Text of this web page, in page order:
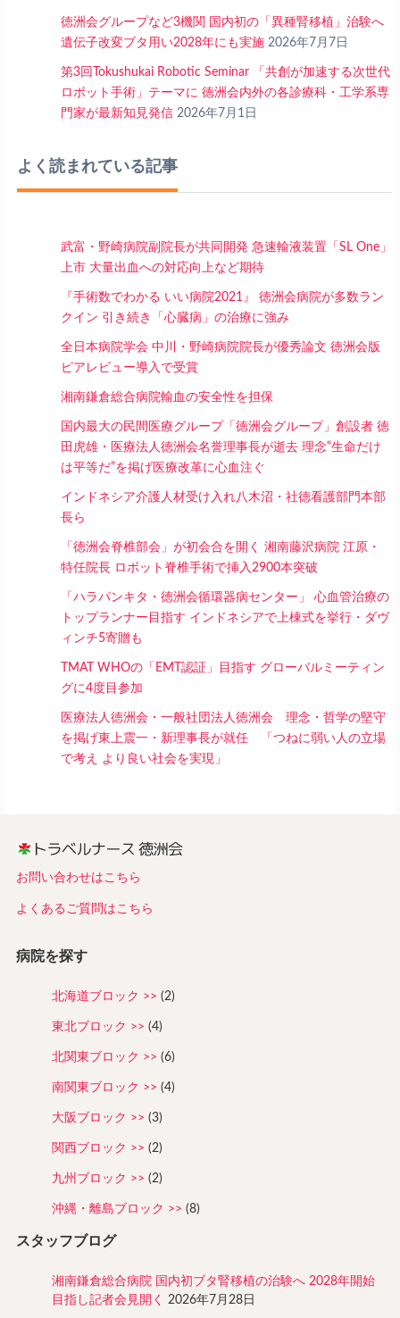
徳洲会グループなど3機関 国内初の「異種腎移植」治験へ
遺伝子改変ブタ用い2028年にも実施 2026年7月7日
第3回Tokushukai Robotic Seminar 「共創が加速する次世代
ロボット手術」テーマに 徳洲会内外の各診療科・工学系専
門家が最新知見発信 2026年7月1日
よく読まれている記事
武富・野崎病院副院長が共同開発 急速輸液装置「SL One」
上市 大量出血への対応向上など期待
『手術数でわかる いい病院2021』 徳洲会病院が多数ラン
クイン 引き続き「心臓病」の治療に強み
全日本病院学会 中川・野崎病院院長が優秀論文 徳洲会版
ピアレビュー導入で受賞
湘南鎌倉総合病院輸血の安全性を担保
国内最大の民間医療グループ「徳洲会グループ」創設者 徳
田虎雄・医療法人徳洲会名誉理事長が逝去 理念“生命だけ
は平等だ”を掲げ医療改革に心血注ぐ
インドネシア介護人材受け入れ八木沼・社徳看護部門本部
長ら
「徳洲会脊椎部会」が初会合を開く 湘南藤沢病院 江原・
特任院長 ロボット脊椎手術で挿入2900本突破
「ハラパンキタ・徳洲会循環器病センター」 心血管治療の
トップランナー目指す インドネシアで上棟式を挙行・ダヴ
ィンチ5寄贈も
TMAT WHOの「EMT認証」目指す グローバルミーティン
グに4度目参加
医療法人徳洲会・一般社団法人徳洲会 理念・哲学の堅守
を掲げ東上震一・新理事長が就任 「つねに弱い人の立場
で考え より良い社会を実現」
お問い合わせはこちら
よくあるご質問はこちら
病院を探す
北海道ブロック (2)
東北ブロック (4)
北関東ブロック (6)
南関東ブロック (4)
大阪ブロック (3)
関西ブロック (2)
九州ブロック (2)
沖縄・離島ブロック (8)
スタッフブログ
湘南鎌倉総合病院 国内初ブタ腎移植の治験へ 2028年開始
目指し記者会見開く
2026年7月28日